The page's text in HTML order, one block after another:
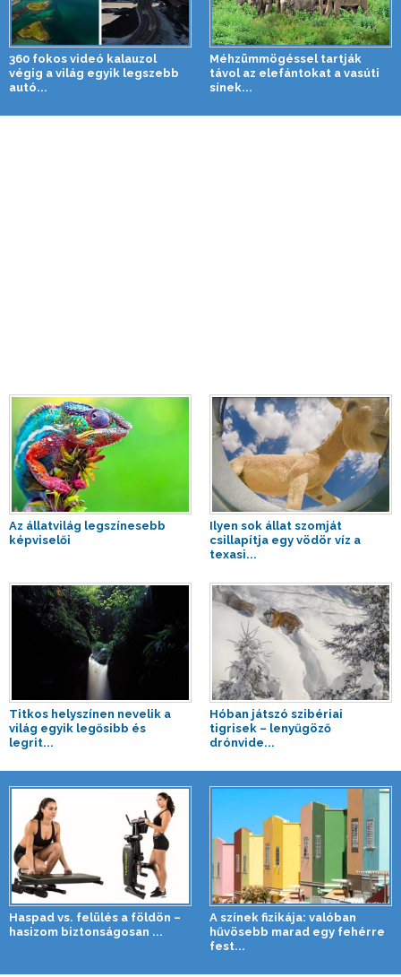
360 fokos videó kalauzol
végig a világ egyik legszebb
autó...
Méhzümmögéssel tartják
távol az elefántokat a vasúti
sínek...
Az állatvilág legszínesebb
képviselői
Ilyen sok állat szomját
csillapítja egy vödör víz a
texasi...
Titkos helyszínen nevelik a
világ egyik legősibb és
legrit...
Hóban játszó szibériai
tigrisek – lenyűgöző
drónvide...
Haspad vs. felülés a földön –
hasizom biztonságosan ...
A színek fizikája: valóban
hűvösebb marad egy fehérre
fest...